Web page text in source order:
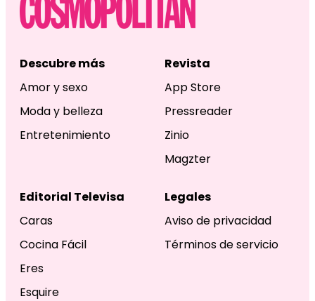
Descubre más
Amor y sexo
Moda y belleza
Entretenimiento
Revista
App Store
Pressreader
Zinio
Magzter
Editorial Televisa
Caras
Cocina Fácil
Eres
Esquire
Legales
Aviso de privacidad
Términos de servicio